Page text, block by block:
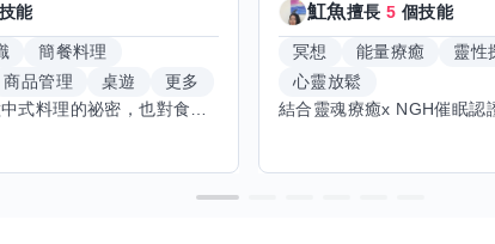
能
簡餐料理
商品管理 桌遊
更多
喜歡在廚房裡探索各種中式料理的祕密，也對食材的挑選和搭配充滿熱情。平常生活裡，簡餐料理是我的拿手好戲，讓人輕鬆又滿足。最近開始對手繪、攝影和影片剪輯有濃厚興趣，想找伙伴一起學習交換技能，互相激盪創意！希望能和你一起開心成長，分享不只是技術，更是快樂和靈感的碰撞。
魟魚擅長5 個技能
冥想 能量療癒 靈性
心靈放鬆